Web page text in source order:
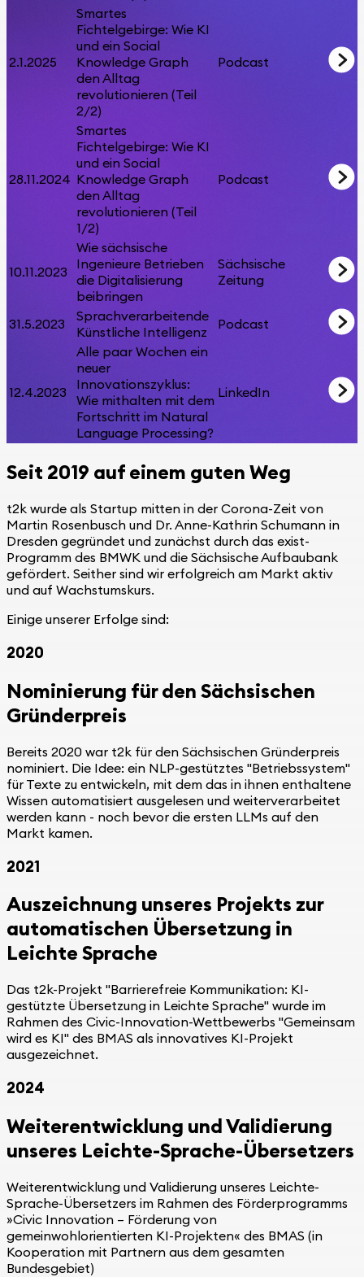
2.1.2025
Smartes
Fichtelgebirge: Wie KI
und ein Social
Knowledge Graph
den Alltag
revolutionieren (Teil
2/2)
Podcast
28.11.2024
Smartes
Fichtelgebirge: Wie KI
und ein Social
Knowledge Graph
den Alltag
revolutionieren (Teil
1/2)
Podcast
10.11.2023
Wie sächsische
Ingenieure Betrieben
die Digitalisierung
beibringen
Sächsische
Zeitung
31.5.2023
Sprachverarbeitende
Künstliche Intelligenz
Podcast
12.4.2023
Alle paar Wochen ein
neuer
Innovationszyklus:
Wie mithalten mit dem
Fortschritt im Natural
Language Processing?
LinkedIn
Seit 2019 auf einem guten Weg
t2k wurde als Startup mitten in der Corona-Zeit von
Martin Rosenbusch und Dr. Anne-Kathrin Schumann in
Dresden gegründet und zunächst durch das exist-
Programm des BMWK und die Sächsische Aufbaubank
gefördert. Seither sind wir erfolgreich am Markt aktiv
und auf Wachstumskurs.
Einige unserer Erfolge sind:
2020
Nominierung für den Sächsischen
Gründerpreis
Bereits 2020 war t2k für den Sächsischen Gründerpreis
nominiert. Die Idee: ein NLP-gestütztes "Betriebssystem"
für Texte zu entwickeln, mit dem das in ihnen enthaltene
Wissen automatisiert ausgelesen und weiterverarbeitet
werden kann - noch bevor die ersten LLMs auf den
Markt kamen.
2021
Auszeichnung unseres Projekts zur
automatischen Übersetzung in
Leichte Sprache
Das t2k-Projekt "Barrierefreie Kommunikation: KI-
gestützte Übersetzung in Leichte Sprache" wurde im
Rahmen des Civic-Innovation-Wettbewerbs "Gemeinsam
wird es KI" des BMAS als innovatives KI-Projekt
ausgezeichnet.
2024
Weiterentwicklung und Validierung
unseres Leichte-Sprache-Übersetzers
Weiterentwicklung und Validierung unseres Leichte-
Sprache-Übersetzers im Rahmen des Förderprogramms
»Civic Innovation – Förderung von
gemeinwohlorientierten KI-Projekten« des BMAS (in
Kooperation mit Partnern aus dem gesamten
Bundesgebiet)